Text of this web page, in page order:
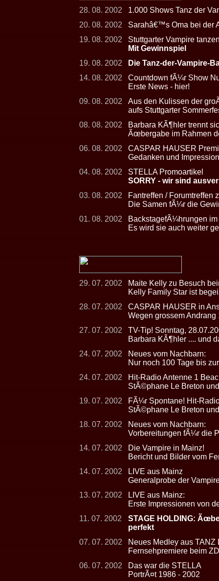
28. 08. 2002
1.000 Shows Tanz der
20. 08. 2002
Sarahâ€™s Oma bei der
19. 08. 2002
Stuttgarter Vampire
Mit Gewinnspiel
19. 08. 2002
Die Tanz-der-Vampire-
14. 08. 2002
Countdown fÃ¼r Show
Erste News - hier!
09. 08. 2002
Aus den Kulissen der
aufs Stuttgarter
08. 08. 2002
Barbara KÃ¶hler trennt
Ãœbergabe im Rahmen
06. 08. 2002
CASPAR HAUSER
Gedanken und
04. 08. 2002
STELLA Promoartikel
SORRY - wir sind
03. 08. 2002
Fantreffen / Forumtreffen
Die Samen fÃ¼r die
01. 08. 2002
BackstagefÃ¼hrungen
Es wird sie auch weiter
29. 07. 2002
Maite Kelly zu Besuch
Kelly Family Star ist
28. 07. 2002
CASPAR HAUSER in
Wegen grossem
27. 07. 2002
TV-Tip! Sonntag,
Barbara KÃ¶hler .... und
24. 07. 2002
Neues vom Nachbarn:
Nur noch 100 Tage bis
24. 07. 2002
Hit-Radio Antenne 1
StÃ©phane Le Breton
19. 07. 2002
FÃ¼r Spontane! Hit-
StÃ©phane Le Breton
18. 07. 2002
Neues vom Nachbarn:
Vorbereitungen fÃ¼r die
14. 07. 2002
Die Vampire in Mainz!
Bericht und Bilder vom
14. 07. 2002
LIVE aus Mainz
Generalprobe der
13. 07. 2002
LIVE aus Mainz:
Erste Impressionen von
11. 07. 2002
STAGE HOLDING:
perfekt
07. 07. 2002
Neues Medley aus TANZ
Fernsehpremiere beim
06. 07. 2002
Das war die STELLA
PortrÃ¤t 1986 - 2002